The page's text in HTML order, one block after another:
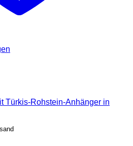
Türkis-Rohstein-Anhänger in